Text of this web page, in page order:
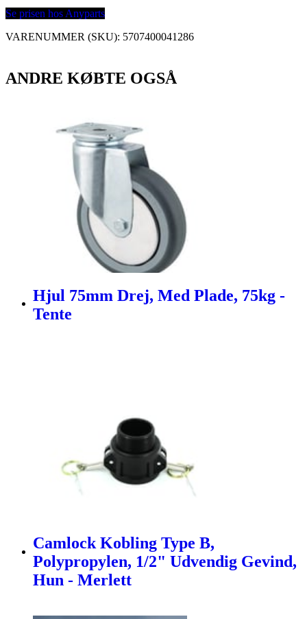
Se prisen hos Anyparts
VARENUMMER (SKU): 5707400041286
ANDRE KØBTE OGSÅ
Hjul 75mm Drej, Med Plade, 75kg -
Tente
Camlock Kobling Type B,
Polypropylen, 1/2" Udvendig Gevind,
Hun - Merlett